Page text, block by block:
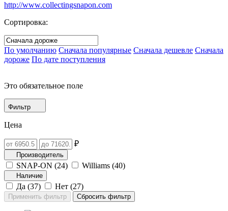
http://www.collectingsnapon.com
Сортировка:
По умолчанию Сначала популярные Сначала дешевле Сначала
дороже По дате поступления
Это обязательное поле
Фильтр
Цена
₽
Производитель
SNAP-ON (24) Williams (40)
Наличие
Да (37) Нет (27)